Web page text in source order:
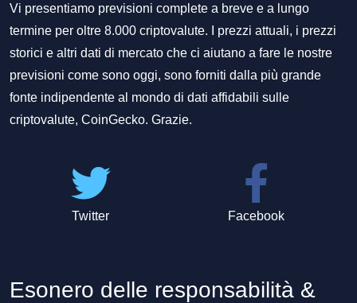
Vi presentiamo previsioni complete a breve e a lungo
termine per oltre 8.000 criptovalute. I prezzi attuali, i prezzi
storici e altri dati di mercato che ci aiutano a fare le nostre
previsioni come sono oggi, sono forniti dalla più grande
fonte indipendente al mondo di dati affidabili sulle
criptovalute, CoinGecko. Grazie.
Twitter Facebook
Esonero delle responsabilità &